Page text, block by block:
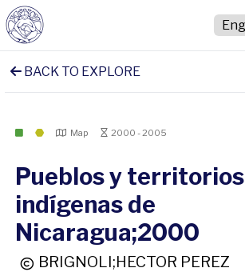
BACK TO EXPLORE
Map 2000 - 2005
Pueblos y territorios
indígenas de
Nicaragua;2000
BRIGNOLI;HECTOR PEREZ